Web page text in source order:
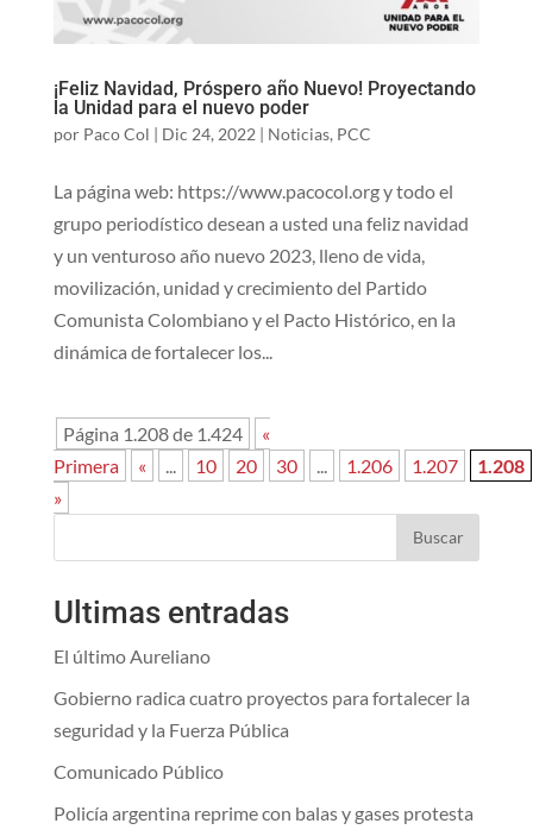
¡Feliz Navidad, Próspero año Nuevo! Proyectando
la Unidad para el nuevo poder
por Paco Col | Dic 24, 2022 | Noticias, PCC
La página web: https://www.pacocol.org y todo el
grupo periodístico desean a usted una feliz navidad
y un venturoso año nuevo 2023, lleno de vida,
movilización, unidad y crecimiento del Partido
Comunista Colombiano y el Pacto Histórico, en la
dinámica de fortalecer los...
Página 1.208 de 1.424
«
Primera
« ... 10 20 30 ... 1.206 1.207
1.208
»
Buscar
Ultimas entradas
El último Aureliano
Gobierno radica cuatro proyectos para fortalecer la
seguridad y la Fuerza Pública
Comunicado Público
Policía argentina reprime con balas y gases protesta